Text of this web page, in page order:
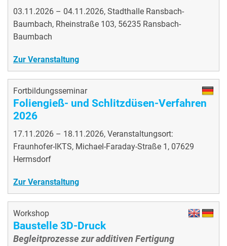
03.11.2026 – 04.11.2026, Stadthalle Ransbach-
Baumbach, Rheinstraße 103, 56235 Ransbach-
Baumbach
Zur Veranstaltung
Fortbildungsseminar
Foliengieß- und Schlitzdüsen-Verfahren
2026
17.11.2026 – 18.11.2026, Veranstaltungsort:
Fraunhofer-IKTS, Michael-Faraday-Straße 1, 07629
Hermsdorf
Zur Veranstaltung
Workshop
Baustelle 3D-Druck
Begleitprozesse zur additiven Fertigung